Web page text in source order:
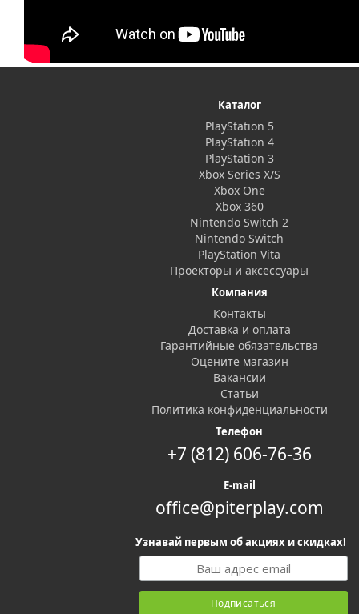
Каталог
PlayStation 5
PlayStation 4
PlayStation 3
Xbox Series X/S
Xbox One
Xbox 360
Nintendo Switch 2
Nintendo Switch
PlayStation Vita
Проекторы и аксессуары
Компания
Контакты
Доставка и оплата
Гарантийные обязательства
Оцените магазин
Вакансии
Статьи
Политика конфиденциальности
Телефон
+7 (812) 606-76-36
E-mail
office@piterplay.com
Узнавай первым об акциях и скидках!